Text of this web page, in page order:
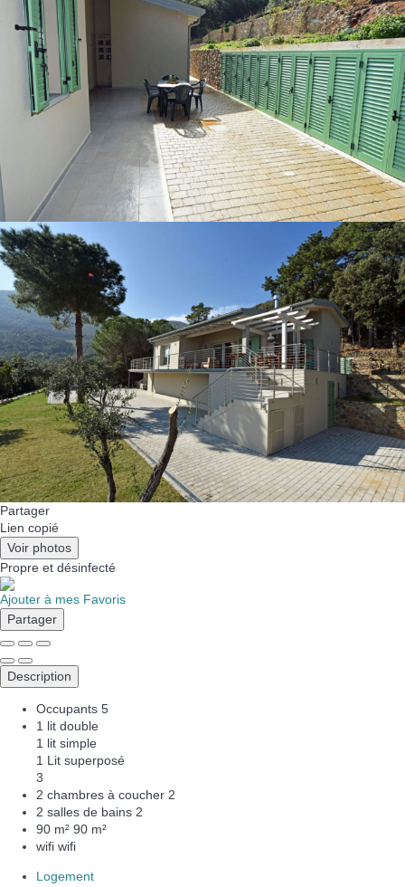
Partager
Lien copié
Voir photos
Propre et désinfecté
Ajouter à mes Favoris
Partager
Description
Occupants 5
1 lit double
1 lit simple
1 Lit superposé
3
2 chambres à coucher 2
2 salles de bains 2
90 m² 90 m²
wifi wifi
Logement